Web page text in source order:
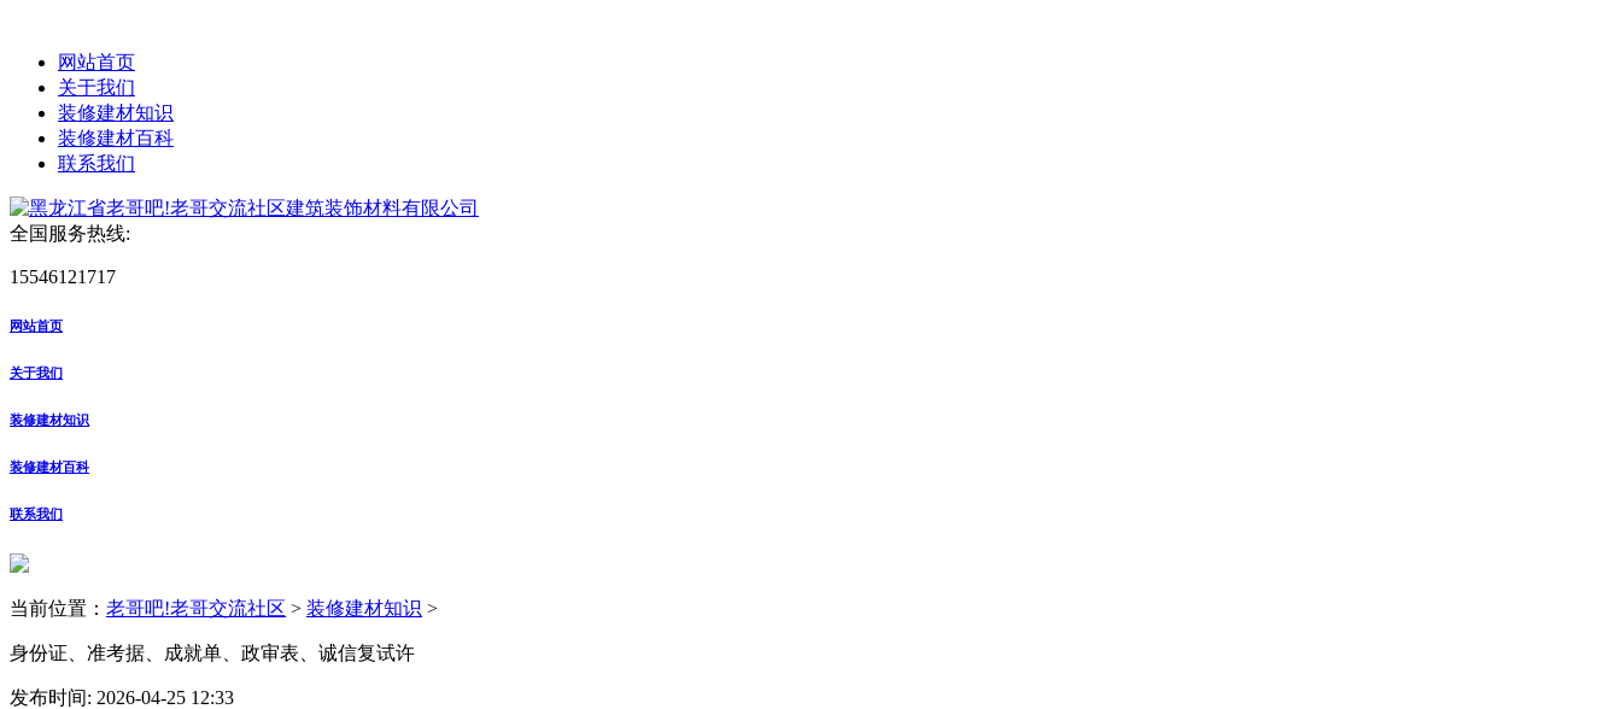
网站首页
关于我们
装修建材知识
装修建材百科
联系我们
全国服务热线:
15546121717
网站首页
关于我们
装修建材知识
装修建材百科
联系我们
当前位置： 老哥吧!老哥交流社区 > 装修建材知识 >
身份证、准考据、成就单、政审表、诚信复试许
发布时间: 2026-04-25 12:33